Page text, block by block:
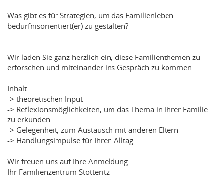
Was gibt es für Strategien, um das Familienleben
bedürfnisorientiert(er) zu gestalten?
Wir laden Sie ganz herzlich ein, diese Familienthemen zu
erforschen und miteinander ins Gespräch zu kommen.
Inhalt:
-> theoretischen Input
-> Reflexionsmöglichkeiten, um das Thema in Ihrer Familie
zu erkunden
-> Gelegenheit, zum Austausch mit anderen Eltern
-> Handlungsimpulse für Ihren Alltag
Wir freuen uns auf Ihre Anmeldung.
Ihr Familienzentrum Stötteritz